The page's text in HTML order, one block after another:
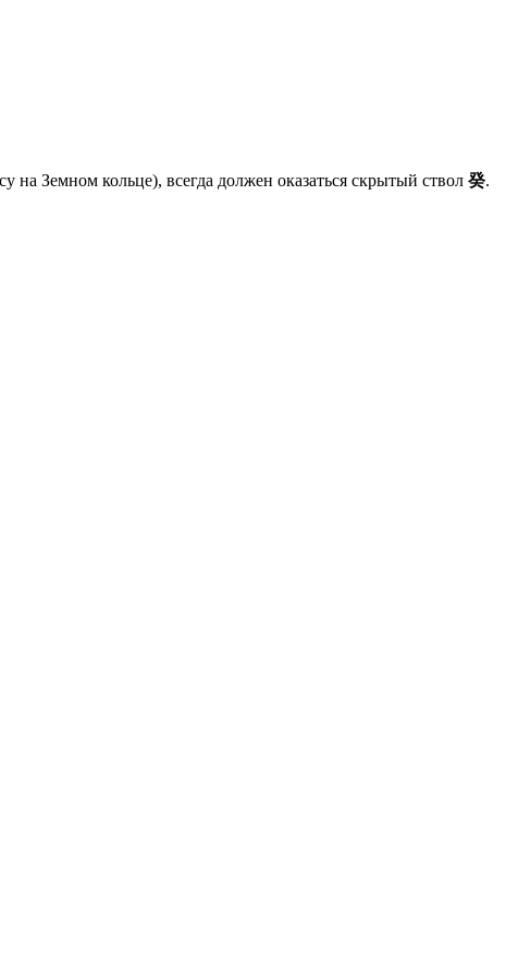
на Земном кольце), всегда должен оказаться скрытый ствол 癸.